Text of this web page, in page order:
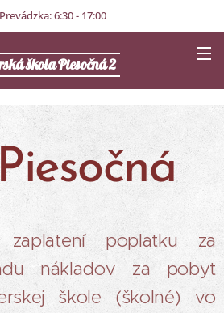
Prevádzka: 6:30 - 17:00
škola Piesočná 2
poplatku za
nákladov za pobyt
škole (školné) vo